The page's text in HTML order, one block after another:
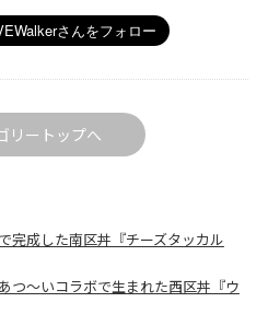
リートップへ
完成した南区丼『チーズタッカル
つ～いコラボで生まれた西区丼『ウ